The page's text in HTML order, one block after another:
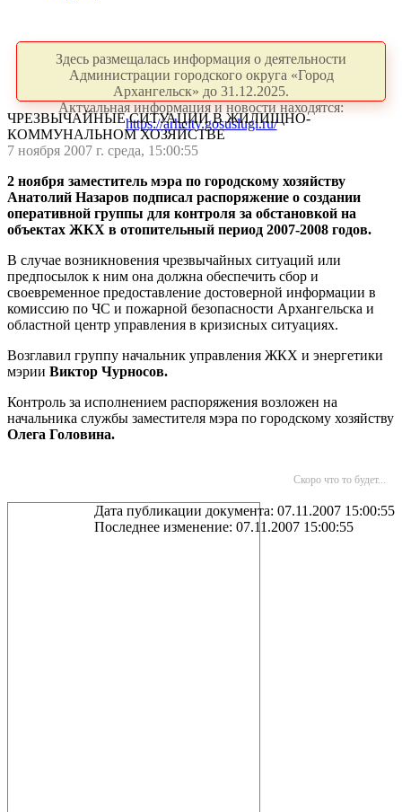
Здесь размещалась информация о деятельности
Администрации городского округа «Город
Архангельск» до 31.12.2025.
Актуальная информация и новости находятся:
https://arhcity.gosuslugi.ru/
ЧРЕЗВЫЧАЙНЫЕ СИТУАЦИИ В ЖИЛИЩНО-
КОММУНАЛЬНОМ ХОЗЯЙСТВЕ
7 ноября 2007 г. среда, 15:00:55
2 ноября заместитель мэра по городскому хозяйству
Анатолий Назаров подписал распоряжение о создании
оперативной группы для контроля за обстановкой на
объектах ЖКХ в отопительный период 2007-2008 годов.
В случае возникновения чрезвычайных ситуаций или
предпосылок к ним она должна обеспечить сбор и
своевременное предоставление достоверной информации в
комиссию по ЧС и пожарной безопасности Архангельска и
областной центр управления в кризисных ситуациях.
Возглавил группу начальник управления ЖКХ и энергетики
мэрии Виктор Чурносов.
Контроль за исполнением распоряжения возложен на
начальника службы заместителя мэра по городскому хозяйству
Олега Головина.
Скоро что то будет...
Дата публикации документа: 07.11.2007 15:00:55
Последнее изменение: 07.11.2007 15:00:55